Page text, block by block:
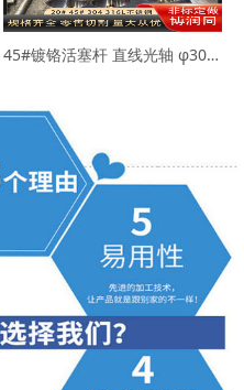
45#镀铬活塞杆 直线光轴 φ30-45-50mm